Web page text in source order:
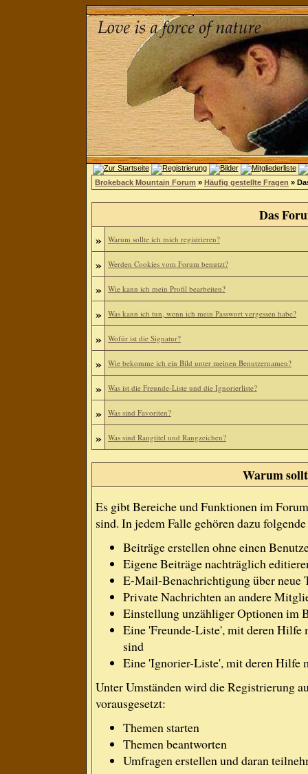
Brokeback Mountain Forum » Häufig gestellte Fragen »
Das
» Warum sollte ich mich registrieren?
» Werden Cookies vom Forum benutzt?
» Wie kann ich mein Profil bearbeiten?
» Was kann ich tun, wenn ich mein Passwort vergessen habe?
» Wofür ist die Signatur?
» Wie bekomme ich ein Bild unter meinen Benutzernamen?
» Was ist die Freunde-Liste und die Ignorierliste?
» Was sind Favoriten?
» Was sind Rangtitel und Rangzeichen?
Warum
Es gibt Bereiche und Funktionen im
sind. In jedem Falle gehören dazu
Beiträge erstellen ohne einen
Eigene Beiträge nachträglich
E-Mail-Benachrichtigung über neue
Private Nachrichten an andere
Einstellung unzähliger Optionen im
Eine 'Freunde-Liste', mit deren Hilfe
sind
Eine 'Ignorier-Liste', mit deren Hilfe
Unter Umständen wird die Registrierung
vorausgesetzt:
Themen starten
Themen beantworten
Umfragen erstellen und daran